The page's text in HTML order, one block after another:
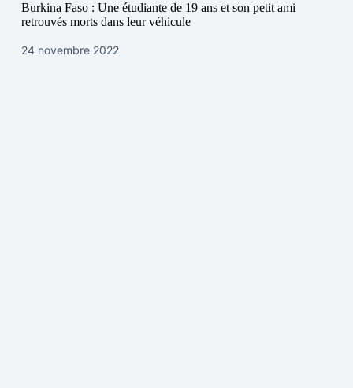
Burkina Faso : Une étudiante de 19 ans et son petit ami
retrouvés morts dans leur véhicule
24 novembre 2022